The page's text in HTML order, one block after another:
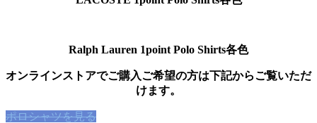
Ralph Lauren 1point Polo Shirts各色
オンラインストアでご購入ご希望の方は下記からご覧いただ
けます。
ポロシャツを見る